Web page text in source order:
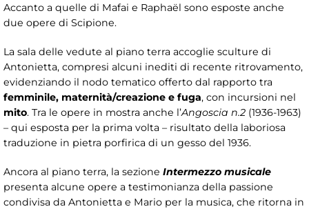
Accanto a quelle di Mafai e Raphaël sono esposte anche
due opere di Scipione.
La sala delle vedute al piano terra accoglie sculture di
Antonietta, compresi alcuni inediti di recente ritrovamento,
evidenziando il nodo tematico offerto dal rapporto tra
femminile, maternità/creazione e fuga, con incursioni nel
mito. Tra le opere in mostra anche l’Angoscia n.2 (1936-1963)
– qui esposta per la prima volta – risultato della laboriosa
traduzione in pietra porfirica di un gesso del 1936.
Ancora al piano terra, la sezione Intermezzo musicale
presenta alcune opere a testimonianza della passione
condivisa da Antonietta e Mario per la musica, che ritorna in